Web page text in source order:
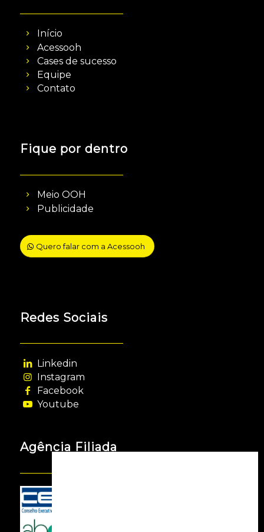
Início
Acessooh
Cases de sucesso
Equipe
Contato
Fique por dentro
Meio OOH
Publicidade
Quero falar com a Acessooh
Redes Sociais
Linkedin
Instagram
Facebook
Youtube
Agência Filiada